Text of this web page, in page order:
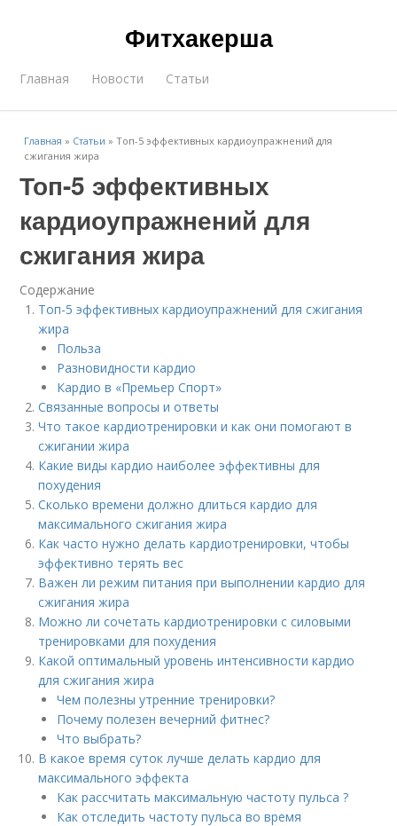
Фитхакерша
Главная Новости Статьи
Главная » Статьи »Топ-5 эффективных кардиоупражнений для
сжигания жира
Топ-5 эффективных
кардиоупражнений для
сжигания жира
Содержание
Топ-5 эффективных кардиоупражнений для сжигания
жира
Польза
Разновидности кардио
Кардио в «Премьер Спорт»
Связанные вопросы и ответы
Что такое кардиотренировки и как они помогают в
сжигании жира
Какие виды кардио наиболее эффективны для
похудения
Сколько времени должно длиться кардио для
максимального сжигания жира
Как часто нужно делать кардиотренировки, чтобы
эффективно терять вес
Важен ли режим питания при выполнении кардио для
сжигания жира
Можно ли сочетать кардиотренировки с силовыми
тренировками для похудения
Какой оптимальный уровень интенсивности кардио
для сжигания жира
Чем полезны утренние тренировки?
Почему полезен вечерний фитнес?
Что выбрать?
В какое время суток лучше делать кардио для
максимального эффекта
Как рассчитать максимальную частоту пульса ?
Как отследить частоту пульса во время